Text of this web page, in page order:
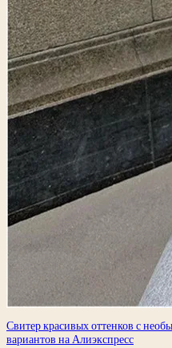
Свитер красивых оттенков с
вариантов на Алиэкспресс